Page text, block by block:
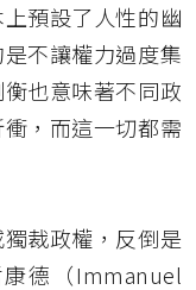
預設了人性的幽
不讓權力過度集
也意味著不同政
，而這一切都需
裁政權，反倒是
德（Immanuel